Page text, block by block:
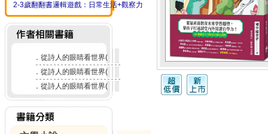
2-3歲翻翻書邏輯遊戲：日常生活+觀察力
． 從詩人的眼睛看世界(
． 從詩人的眼睛看世界(
． 從詩人的眼睛看世界(